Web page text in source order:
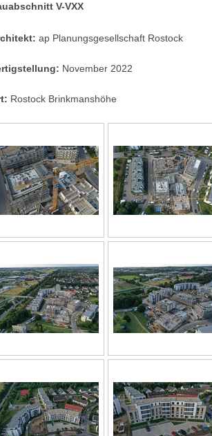
V-VXX
ap Planungsgesellschaft Rostock
November 2022
Rostock Brinkmanshöhe